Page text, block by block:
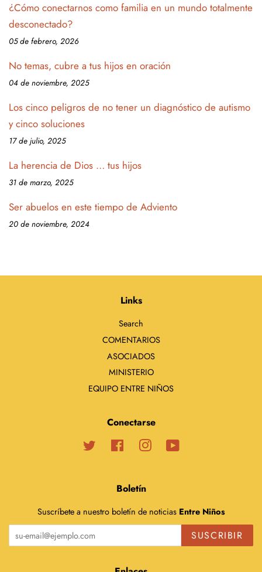
¿Cómo conectarnos como familia en un mundo totalmente
desconectado?
05 de febrero, 2026
No temas, cubre a tus hijos en oración
04 de noviembre, 2025
Los cinco peligros de no tener un diagnóstico de autismo
y cinco soluciones
17 de julio, 2025
La herencia de Dios … tus hijos
31 de marzo, 2025
Ser abuelos en este tiempo de Adviento
20 de noviembre, 2024
Links
Search
COMENTARIOS
ASOCIADOS
MINISTERIO
EQUIPO ENTRE NIÑOS
Conectarse
Twitter FacebookInstagram
Boletín
Suscríbete a nuestro boletín de noticias Entre Niños
SUSCRIBIR